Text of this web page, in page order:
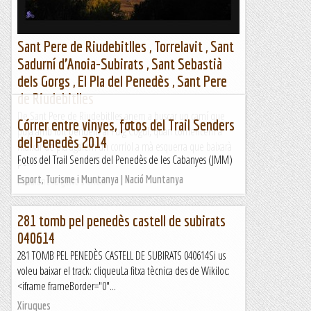
Sant Pere de Riudebitlles , Torrelavit , Sant
Sadurní d’Anoia-Subirats , Sant Sebastià
dels Gorgs , El Pla del Penedès , Sant Pere
de Riudebitlles
De Sant Pere de Riudebitlles anem a buscar un camí que
puja amb fort pendent al Puig Cogul, quan comencem a
marxar de pla agafem un corriol a mà esquerra que baixarà
per...
Pedalant la gent s'entén
Córrer entre vinyes, fotos del Trail Senders
del Penedès 2014
Fotos del Trail Senders del Penedès de les Cabanyes (JMM)
Esport, Turisme i Muntanya | Nació Muntanya
281 tomb pel penedès castell de subirats
040614
281 TOMB PEL PENEDÈS CASTELL DE SUBIRATS 040614Si us
voleu baixar el track: cliqueuLa fitxa tècnica des de Wikiloc:
<iframe frameBorder="0"...
Xiruques